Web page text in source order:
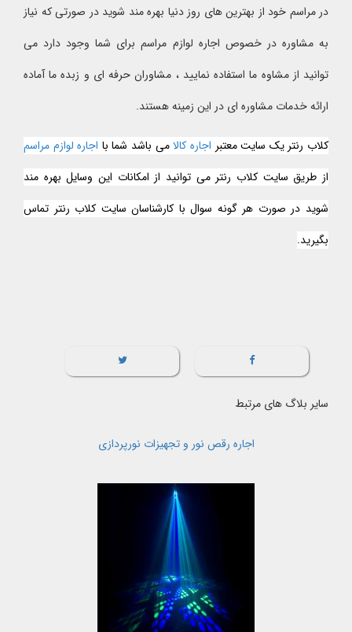
در مراسم خود از بهترین های روز دنیا بهره مند شوید در صورتی که نیاز
به مشاوره در خصوص اجاره لوازم مراسم برای شما وجود دارد می
توانید از مشاوه ما استفاده نمایید ، مشاوران حرفه ای و زبده ما آماده
ارائه خدمات مشاوره ای در این زمینه هستند.
کلاب رنتر یک سایت معتبر اجاره کالامی باشد شما با اجاره لوازم مراسم
از طریق سایت کلاب رنتر می توانید از امکانات این وسایل بهره مند
شوید در صورت هر گونه سوال با کارشناسان سایت کلاب رنتر تماس
بگیرید.
سایر بلاگ های مرتبط
اجاره رقص نور و تجهیزات نورپردازی